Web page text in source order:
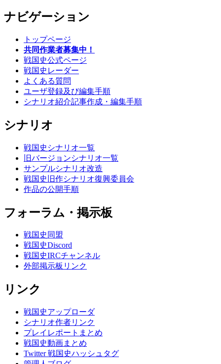
ナビゲーション
トップページ
共同作業者募集中！
戦国史公式ページ
戦国史レーダー
よくある質問
ユーザ登録及び編集手順
シナリオ紹介記事作成・編集手順
シナリオ
戦国史シナリオ一覧
旧バージョンシナリオ一覧
サンプルシナリオ改造
戦国史旧作シナリオ復興委員会
作品の公開手順
フォーラム・掲示板
戦国史同盟
戦国史Discord
戦国史IRCチャンネル
外部掲示板リンク
リンク
戦国史アップローダ
シナリオ作者リンク
プレイレポートまとめ
戦国史動画まとめ
Twitter 戦国史ハッシュタグ